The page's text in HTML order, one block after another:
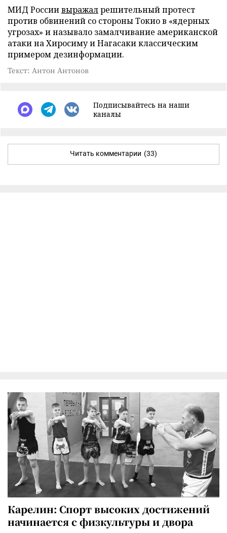
МИД Россиивыражалрешительный протест
против обвинений со стороны Токио в «ядерных
угрозах» и называло замалчивание американской
атаки на Хиросиму и Нагасаки классическим
примером дезинформации.
Текст: Антон Антонов
Подписывайтесь на наши
каналы
Читать комментарии (33)
Карелин: Спорт высоких достижений
начинается с физкультуры и двора